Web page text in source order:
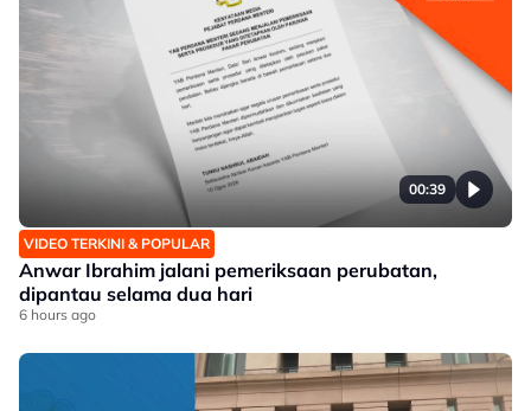
00:39
VIDEO TERKINI & POPULAR
Anwar Ibrahim jalani pemeriksaan perubatan,
dipantau selama dua hari
6 hours ago